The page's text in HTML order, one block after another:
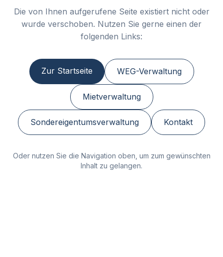
Die von Ihnen aufgerufene Seite existiert nicht oder
wurde verschoben. Nutzen Sie gerne einen der
folgenden Links:
Zur Startseite WEG-Verwaltung
Mietverwaltung
Sondereigentumsverwaltung Kontakt
Oder nutzen Sie die Navigation oben, um zum gewünschten
Inhalt zu gelangen.